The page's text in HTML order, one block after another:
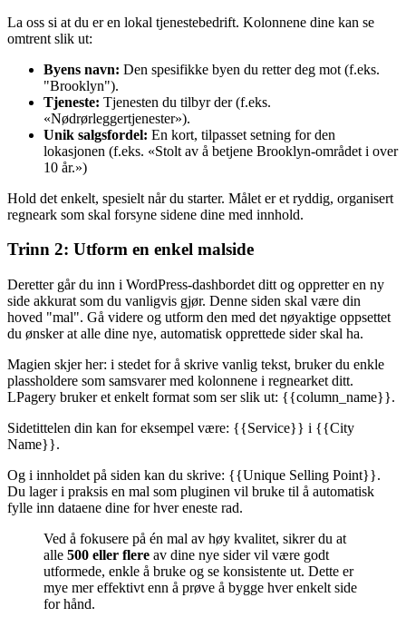
La oss si at du er en lokal tjenestebedrift. Kolonnene dine kan se
omtrent slik ut:
Byens navn: Den spesifikke byen du retter deg mot (f.eks.
"Brooklyn").
Tjeneste: Tjenesten du tilbyr der (f.eks.
«Nødrørleggertjenester»).
Unik salgsfordel: En kort, tilpasset setning for den
lokasjonen (f.eks. «Stolt av å betjene Brooklyn-området i over
10 år.»)
Hold det enkelt, spesielt når du starter. Målet er et ryddig, organisert
regneark som skal forsyne sidene dine med innhold.
Trinn 2: Utform en enkel malside
Deretter går du inn i WordPress-dashbordet ditt og oppretter en ny
side akkurat som du vanligvis gjør. Denne siden skal være din
hoved "mal". Gå videre og utform den med det nøyaktige oppsettet
du ønsker at alle dine nye, automatisk opprettede sider skal ha.
Magien skjer her: i stedet for å skrive vanlig tekst, bruker du enkle
plassholdere som samsvarer med kolonnene i regnearket ditt.
LPagery bruker et enkelt format som ser slik ut: {{column_name}}.
Sidetittelen din kan for eksempel være: {{Service}} i {{City
Name}}.
Og i innholdet på siden kan du skrive: {{Unique Selling Point}}.
Du lager i praksis en mal som pluginen vil bruke til å automatisk
fylle inn dataene dine for hver eneste rad.
Ved å fokusere på én mal av høy kvalitet, sikrer du at
alle 500 eller flere av dine nye sider vil være godt
utformede, enkle å bruke og se konsistente ut. Dette er
mye mer effektivt enn å prøve å bygge hver enkelt side
for hånd.